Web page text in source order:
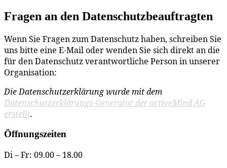
Fragen an den Datenschutzbeauftragten
Wenn Sie Fragen zum Datenschutz haben, schreiben Sie
uns bitte eine E-Mail oder wenden Sie sich direkt an die
für den Datenschutz verantwortliche Person in unserer
Organisation:
Die Datenschutzerklärung wurde mit dem
Datenschutzerklärungs-Generator der activeMind AG
erstellt.
Öffnungszeiten
Di – Fr: 09.00 – 18.00